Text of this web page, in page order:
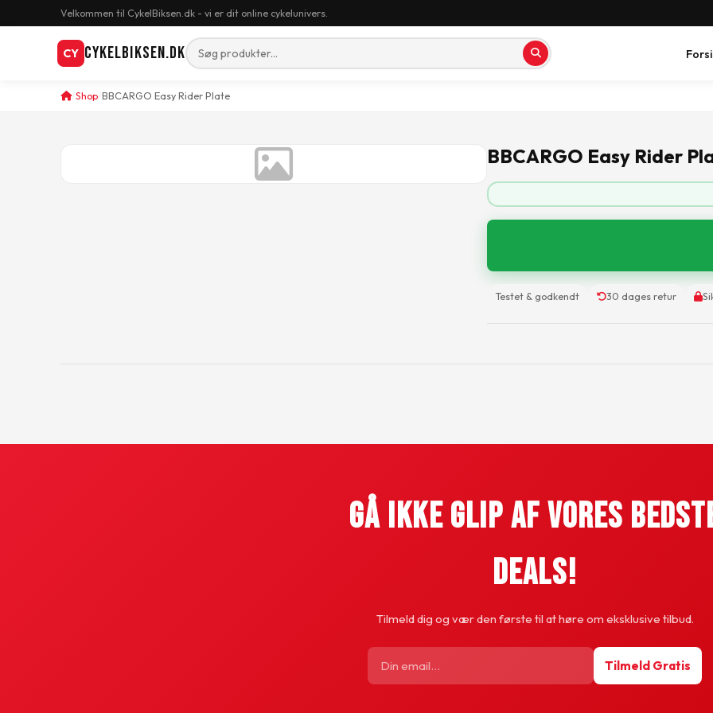
Velkommen til CykelBiksen.dk - vi er dit online cykelunivers.
CY CykelBiksen.dk
Shop BBCARGO Easy Rider Plate
BBCARGO Easy Rider
Testet & godkendt 30 dages retur
Gå Ikke Glip Af Vores
Deals!
Tilmeld dig og vær den første til at høre om eksklusive tilbud.
Tilmeld Gratis